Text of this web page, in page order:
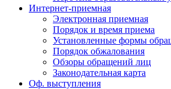
Интернет-приемная
Электронная приемная
Порядок и время приема
Установленные формы
Порядок обжалования
Обзоры обращений лиц
Законодательная карта
Оф. выступления